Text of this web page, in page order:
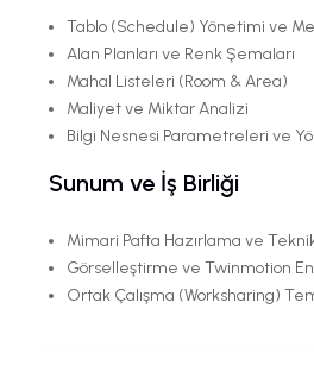
Tablo (Schedule) Yönetimi ve
Alan Planları ve Renk Şemaları
Mahal Listeleri (Room & Area)
Maliyet ve Miktar Analizi
Bilgi Nesnesi Parametreleri ve
Sunum ve İş Birliği
Mimari Pafta Hazırlama ve
Görselleştirme ve Twinmotion
Ortak Çalışma (Worksharing)